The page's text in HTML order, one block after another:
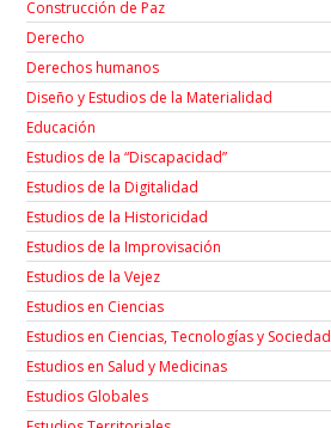
Construcción de Paz
Derecho
Derechos humanos
Diseño y Estudios de la Materialidad
Educación
Estudios de la “Discapacidad”
Estudios de la Digitalidad
Estudios de la Historicidad
Estudios de la Improvisación
Estudios de la Vejez
Estudios en Ciencias
Estudios en Ciencias, Tecnologías y Sociedad
Estudios en Salud y Medicinas
Estudios Globales